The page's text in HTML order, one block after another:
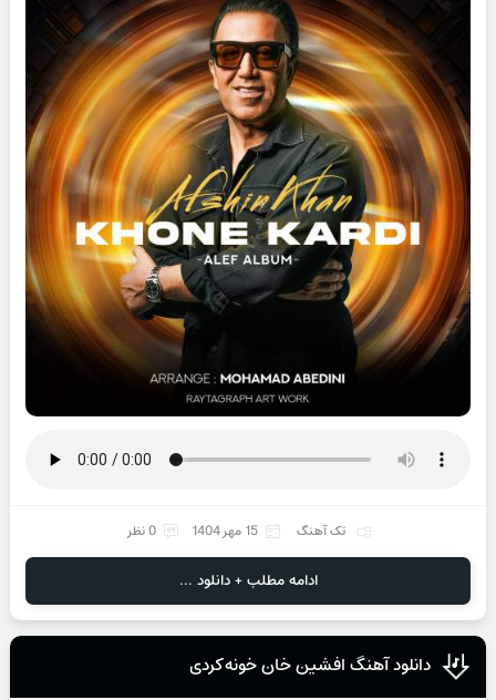
تک آهنگ 15 مهر 1404 0 نظر
ادامه مطلب + دانلود ...
دانلود آهنگ افشین خان خونه‌کردی